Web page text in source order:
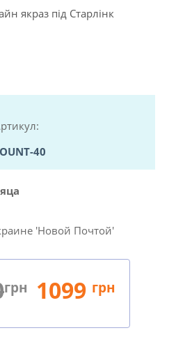
якраз під Старлінк
грн 1099 грн
40
'Новой Почтой'